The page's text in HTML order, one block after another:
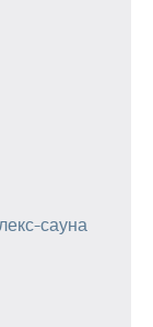
сауна